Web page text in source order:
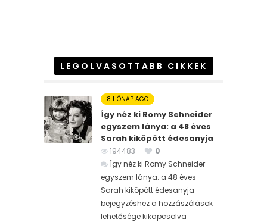
LEGOLVASOTTABB CIKKEK
8 HÓNAP AGO
Így néz ki Romy Schneider
egyszem lánya: a 48 éves
Sarah kiköpött édesanyja
194483
0
Így néz ki Romy Schneider
egyszem lánya: a 48 éves
Sarah kiköpött édesanyja
bejegyzéshez a hozzászólások
lehetősége kikapcsolva